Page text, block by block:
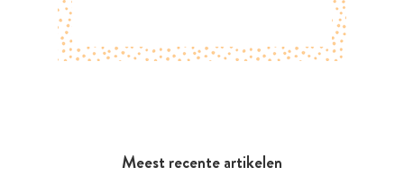
Meest recente artikelen